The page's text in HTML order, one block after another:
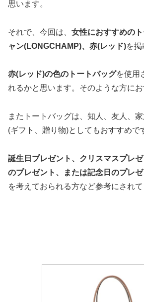
思います。
それで、今回は、 女性におすすめの
ャン(LONGCHAMP)、赤(レッド)を掲
赤(レッド)の色のトートバッグを使用
れるかと思います。そのような方にお
またトートバッグは、知人、友人、
(ギフト、贈り物)としてもおすすめで
誕生日プレゼント、クリスマスプレ
のプレゼント、または記念日のプレゼ
を考えておられる方など参考にされて